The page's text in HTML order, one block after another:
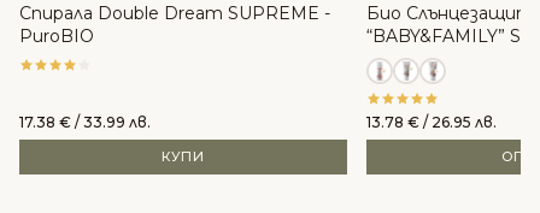
Спирала Double Dream SUPREME -
PuroBIO
17.38 € / 33.99 лв.
КУПИ
Био
“BABY&FAMILY”
WoodenSpoon
13.78 € / 26.95 лв.